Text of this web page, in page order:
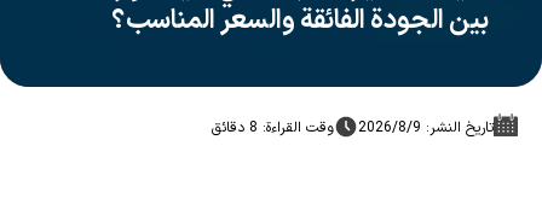
بين الجودة الفائقة والسعر المناسب؟
تاريخ النشر: 9‏/8‏/2026 وقت القراءة: 8 دقائق